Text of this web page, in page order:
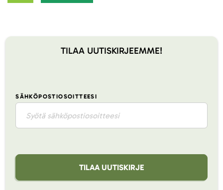
TILAA UUTISKIRJEEMME!
SÄHKÖPOSTIOSOITTEESI
TILAA UUTISKIRJE